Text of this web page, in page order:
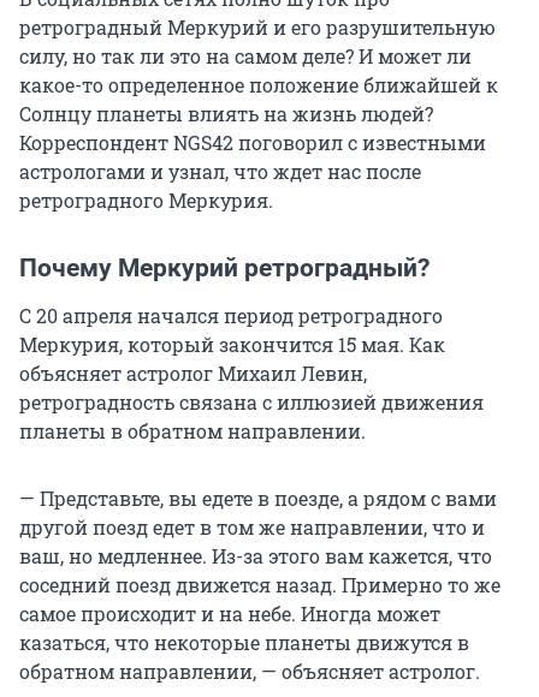
ретроградный Меркурий и его разрушительную
силу, но так ли это на самом деле? И может ли
какое-то определенное положение ближайшей к
Солнцу планеты влиять на жизнь людей?
Корреспондент NGS42 поговорил с известными
астрологами и узнал, что ждет нас после
ретроградного Меркурия.
Почему Меркурий ретроградный?
С 20 апреля начался период ретроградного
Меркурия, который закончится 15 мая. Как
объясняет астролог Михаил Левин,
ретроградность связана с иллюзией движения
планеты в обратном направлении.
— Представьте, вы едете в поезде, а рядом с вами
другой поезд едет в том же направлении, что и
ваш, но медленнее. Из-за этого вам кажется, что
соседний поезд движется назад. Примерно то же
самое происходит и на небе. Иногда может
казаться, что некоторые планеты движутся в
обратном направлении, — объясняет астролог.